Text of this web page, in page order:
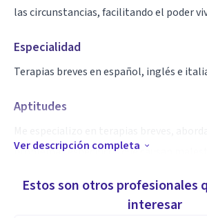
las circunstancias, facilitando el poder
Especialidad
Terapias breves en español, inglés e
Aptitudes
problemas específicos que causan
presenciales.
Ver descripción completa
Estos son otros profesionales
interesar